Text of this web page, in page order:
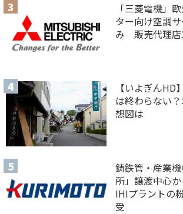
「三菱電機」
ター向け空調
み 販売代理店
【いよぎんHD
は終わらない
想図は
鋳鉄管・産業
所」譲渡中心
IHIプラントの
受